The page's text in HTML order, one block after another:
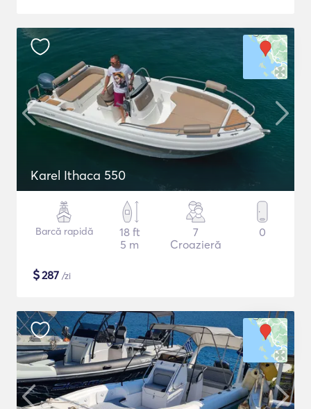
Karel Ithaca 550
Barcă rapidă
18 ft
5 m
7
Croazieră
0
$287 /zi